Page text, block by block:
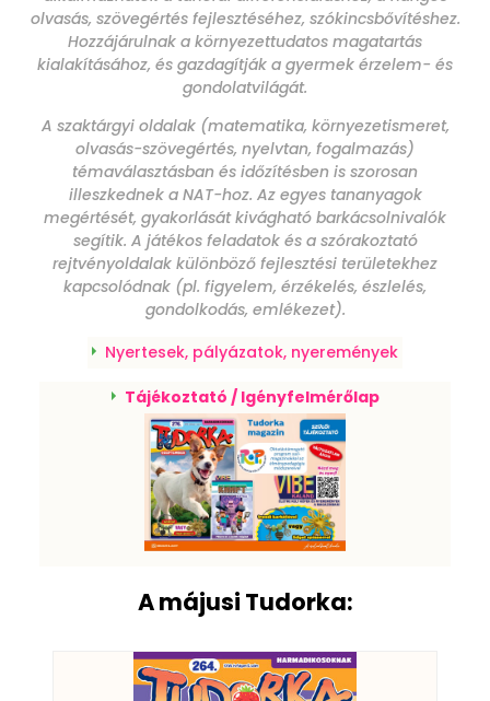
olvasás, szövegértés fejlesztéséhez, szókincsbővítéshez.
Hozzájárulnak a környezettudatos magatartás
kialakításához, és gazdagítják a gyermek érzelem- és
gondolatvilágát.
A szaktárgyi oldalak (matematika, környezetismeret,
olvasás-szövegértés, nyelvtan, fogalmazás)
témaválasztásban és időzítésben is szorosan
illeszkednek a NAT-hoz. Az egyes tananyagok
megértését, gyakorlását kivágható barkácsolnivalók
segítik. A játékos feladatok és a szórakoztató
rejtvényoldalak különböző fejlesztési területekhez
kapcsolódnak (pl. figyelem, érzékelés, észlelés,
gondolkodás, emlékezet).
Nyertesek, pályázatok, nyeremények
Tájékoztató / Igényfelmérőlap
A májusi Tudorka: